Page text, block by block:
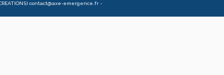
contact@axe-emergence.fr -